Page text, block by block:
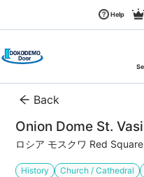
Help
Back
Onion Dome St.
ロシア モスクワ Red
History Church / Cathedral